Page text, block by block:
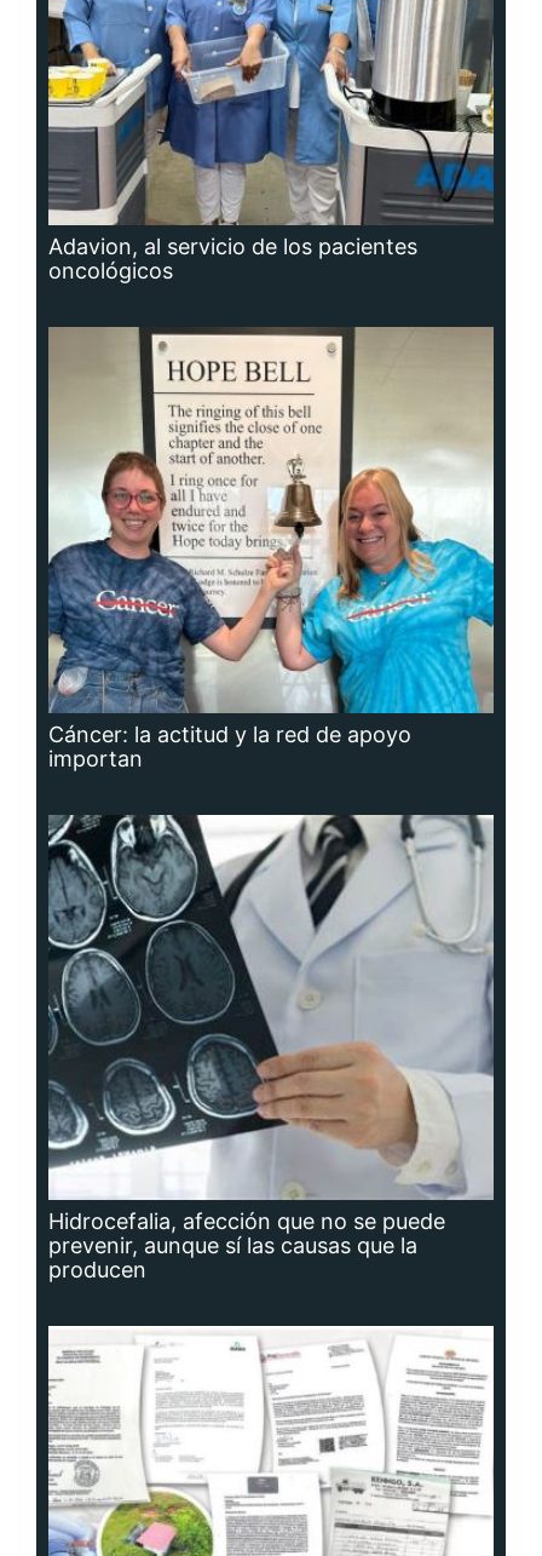
Adavion, al servicio de los pacientes
oncológicos
Cáncer: la actitud y la red de apoyo
importan
Hidrocefalia, afección que no se puede
prevenir, aunque sí las causas que la
producen